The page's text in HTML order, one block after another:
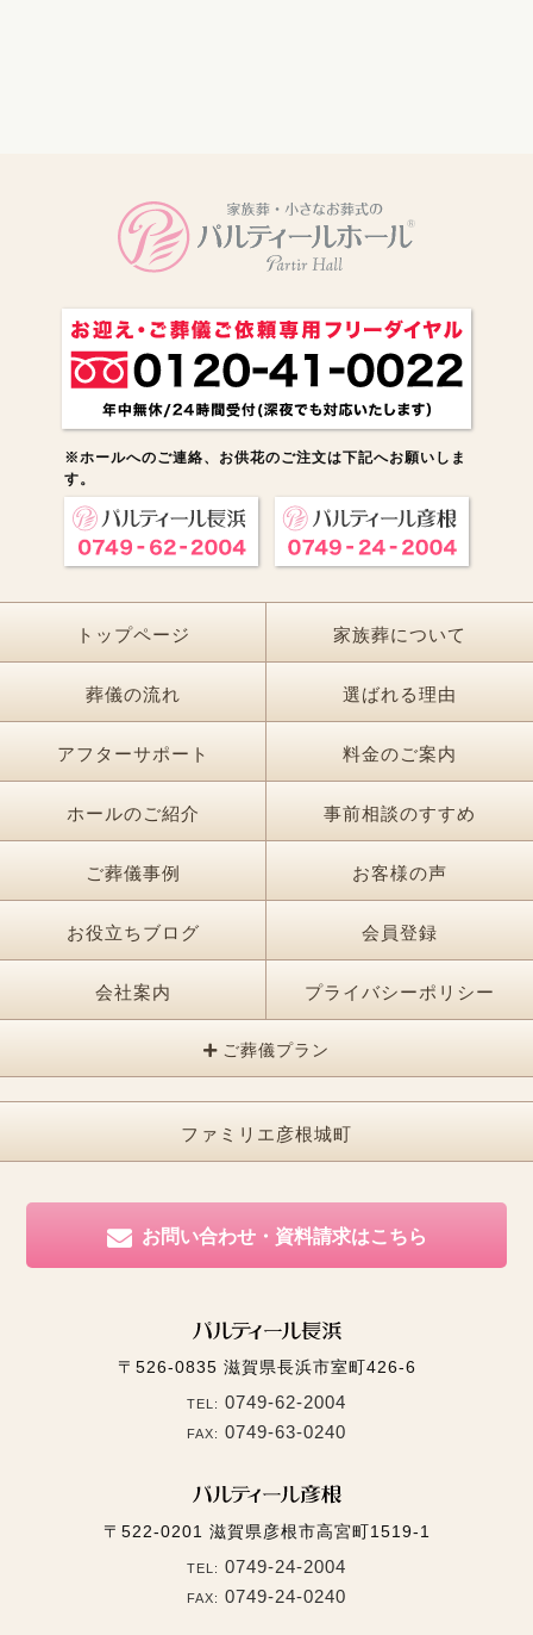
※ホールへのご連絡、お供花のご注文は下記へお願いしま
す。
トップページ 家族葬について
葬儀の流れ 選ばれる理由
アフターサポート 料金のご案内
ホールのご紹介 事前相談のすすめ
ご葬儀事例 お客様の声
お役立ちブログ 会員登録
会社案内 プライバシーポリシー
ご葬儀プラン
ファミリエ彦根城町
お問い合わせ・資料請求はこちら
〒526-0835 滋賀県長浜市室町426-6
TEL: 0749-62-2004
FAX: 0749-63-0240
〒522-0201 滋賀県彦根市高宮町1519-1
TEL: 0749-24-2004
FAX: 0749-24-0240